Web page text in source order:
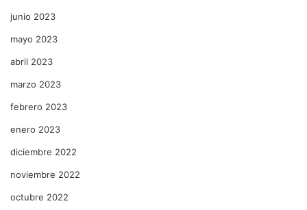
junio 2023
mayo 2023
abril 2023
marzo 2023
febrero 2023
enero 2023
diciembre 2022
noviembre 2022
octubre 2022